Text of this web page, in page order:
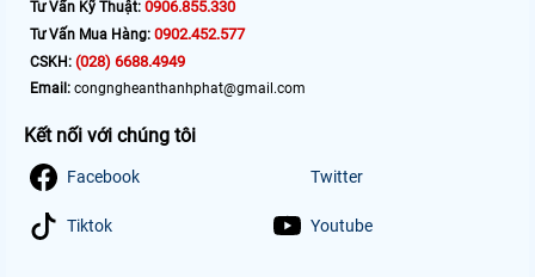
Tư Vấn Kỹ Thuật: 0906.855.330
Tư Vấn Mua Hàng: 0902.452.577
CSKH: (028) 6688.4949
Email: congngheanthanhphat@gmail.com
Kết nối với chúng tôi
Facebook Twitter
Tiktok Youtube